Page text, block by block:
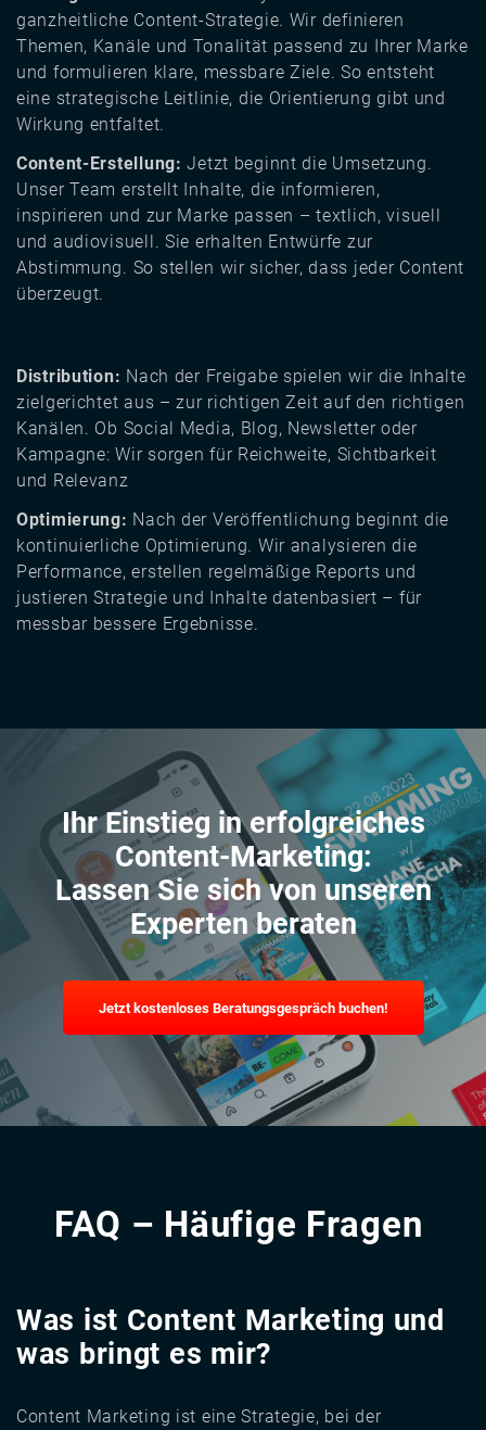
ganzheitliche Content-Strategie. Wir definieren
Themen, Kanäle und Tonalität passend zu Ihrer Marke
und formulieren klare, messbare Ziele. So entsteht
eine strategische Leitlinie, die Orientierung gibt und
Wirkung entfaltet.
Content-Erstellung: Jetzt beginnt die Umsetzung.
Unser Team erstellt Inhalte, die informieren,
inspirieren und zur Marke passen – textlich, visuell
und audiovisuell. Sie erhalten Entwürfe zur
Abstimmung. So stellen wir sicher, dass jeder Content
überzeugt.
Distribution: Nach der Freigabe spielen wir die Inhalte
zielgerichtet aus – zur richtigen Zeit auf den richtigen
Kanälen. Ob Social Media, Blog, Newsletter oder
Kampagne: Wir sorgen für Reichweite, Sichtbarkeit
und Relevanz
Optimierung: Nach der Veröffentlichung beginnt die
kontinuierliche Optimierung. Wir analysieren die
Performance, erstellen regelmäßige Reports und
justieren Strategie und Inhalte datenbasiert – für
messbar bessere Ergebnisse.
Ihr Einstieg in erfolgreiches
Content-Marketing:
Lassen Sie sich von unseren
Experten beraten
Jetzt kostenloses Beratungsgespräch buchen!
FAQ – Häufige Fragen
Was ist Content Marketing und
was bringt es mir?
Content Marketing ist eine Strategie, bei der